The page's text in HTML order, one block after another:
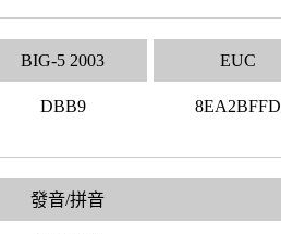
BIG-5 2003
DBB9
EUC
8EA2BFFD
發音/拼音